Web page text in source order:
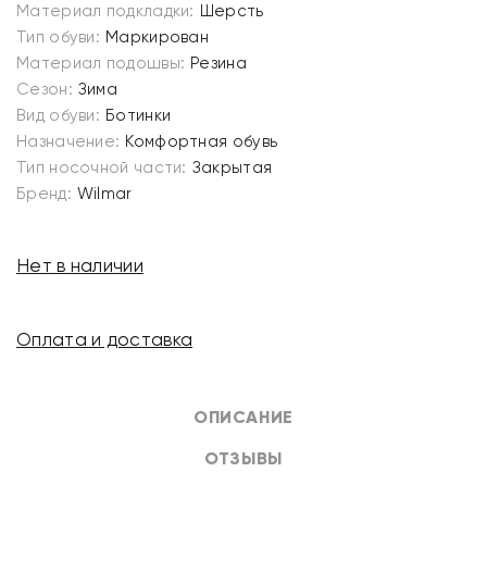
ОПИСАНИЕ
ОТЗЫВЫ
Материал подкладки: Шерсть
Тип обуви: Маркирован
Материал подошвы: Резина
Сезон: Зима
Вид обуви: Ботинки
Назначение: Комфортная обувь
Тип носочной части: Закрытая
Бренд: Wilmar
Нет в наличии
Оплата и доставка